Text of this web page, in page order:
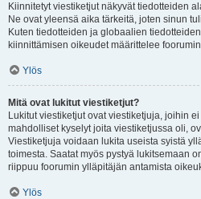
Kiinnitetyt viestiketjut näkyvät tiedotteiden
Ne ovat yleensä aika tärkeitä, joten sinun
Kuten tiedotteiden ja globaalien
kiinnittämisen oikeudet määrittelee
Ylös
Mitä ovat lukitut viestiketjut?
Lukitut viestiketjut ovat viestiketjuja, joihin
mahdolliset kyselyt joita viestiketjussa oli,
Viestiketjuja voidaan lukita useista syistä
toimesta. Saatat myös pystyä lukitsemaan
riippuu foorumin ylläpitäjän antamista
Ylös